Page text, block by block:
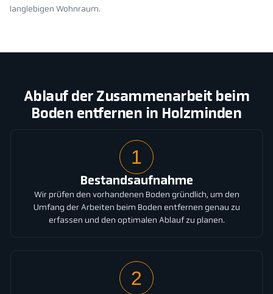
langlebigen Wohnraum.
Ablauf der Zusammenarbeit beim
Boden entfernen in Holzminden
1
Bestandsaufnahme
Wir prüfen den vorhandenen Boden gründlich, um den
Umfang der Arbeiten beim Boden entfernen genau zu
erfassen und den optimalen Ablauf zu planen.
2